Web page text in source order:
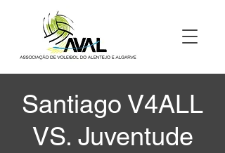
Santiago V4ALL
VS. Juventude